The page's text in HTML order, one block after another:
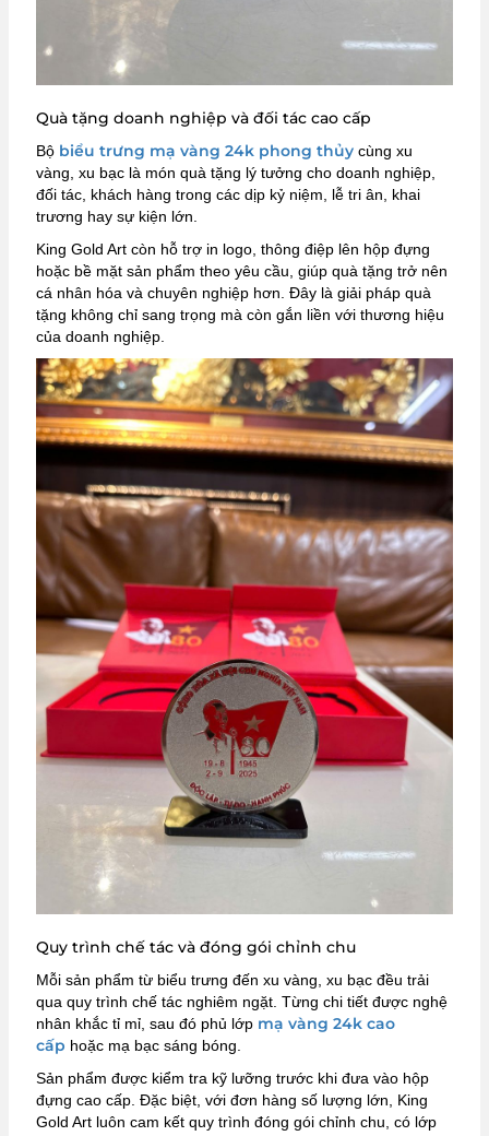
Quà tặng doanh nghiệp và đối tác cao cấp
Bộ biểu trưng mạ vàng 24k phong thủy cùng xu
vàng, xu bạc là món quà tặng lý tưởng cho doanh nghiệp,
đối tác, khách hàng trong các dịp kỷ niệm, lễ tri ân, khai
trương hay sự kiện lớn.
King Gold Art còn hỗ trợ in logo, thông điệp lên hộp đựng
hoặc bề mặt sản phẩm theo yêu cầu, giúp quà tặng trở nên
cá nhân hóa và chuyên nghiệp hơn. Đây là giải pháp quà
tặng không chỉ sang trọng mà còn gắn liền với thương hiệu
của doanh nghiệp.
Quy trình chế tác và đóng gói chỉnh chu
Mỗi sản phẩm từ biểu trưng đến xu vàng, xu bạc đều trải
qua quy trình chế tác nghiêm ngặt. Từng chi tiết được nghệ
nhân khắc tỉ mỉ, sau đó phủ lớp mạ vàng 24k cao
cấp hoặc mạ bạc sáng bóng.
Sản phẩm được kiểm tra kỹ lưỡng trước khi đưa vào hộp
đựng cao cấp. Đặc biệt, với đơn hàng số lượng lớn, King
Gold Art luôn cam kết quy trình đóng gói chỉnh chu, có lớp